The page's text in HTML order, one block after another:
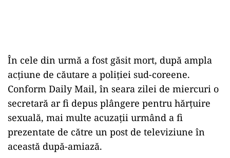
În cele din urmă a fost găsit mort, după ampla
acțiune de căutare a poliției sud-coreene.
Conform Daily Mail, în seara zilei de miercuri o
secretară ar fi depus plângere pentru hărțuire
sexuală, mai multe acuzații urmând a fi
prezentate de către un post de televiziune în
această după-amiază.